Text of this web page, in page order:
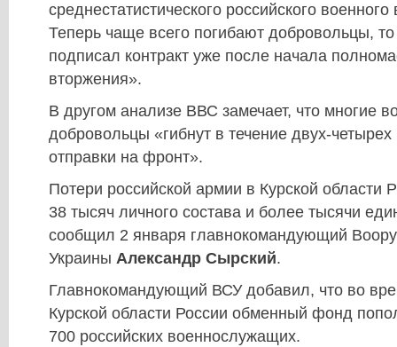
среднестатистического российского
Теперь чаще всего погибают добровольцы, то
подписал контракт уже после начала
вторжения».
В другом анализе ВВС замечает, что многие
добровольцы «гибнут в течение двух-
отправки на фронт».
Потери российской армии в Курской области
38 тысяч личного состава и более тысячи
сообщил 2 января главнокомандующий
Украины Александр Сырский.
Главнокомандующий ВСУ добавил, что во
Курской области России обменный фонд
700 российских военнослужащих.